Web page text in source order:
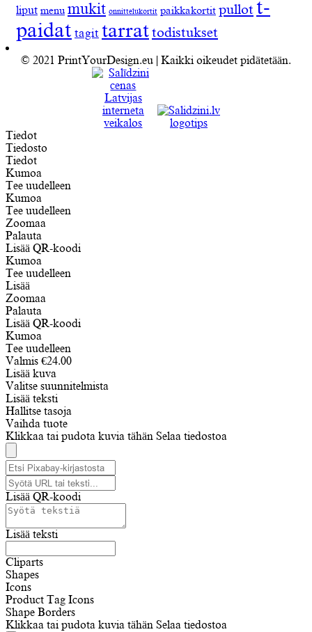
liput menu mukit onnittelukortit paikkakortit pullott-
paidat tagit tarrattodistukset
© 2021 PrintYourDesign.eu | Kaikki oikeudet pidätetään.
Tiedot
Tiedosto
Tiedot
Kumoa
Tee uudelleen
Kumoa
Tee uudelleen
Zoomaa
Palauta
Lisää QR-koodi
Kumoa
Tee uudelleen
Lisää
Zoomaa
Palauta
Lisää QR-koodi
Kumoa
Tee uudelleen
Valmis €24.00
Lisää kuva
Valitse suunnitelmista
Lisää teksti
Hallitse tasoja
Vaihda tuote
Klikkaa tai pudota kuvia tähän Selaa tiedostoa
Lisää QR-koodi
Lisää teksti
Cliparts
Shapes
Icons
Product Tag Icons
Shape Borders
Klikkaa tai pudota kuvia tähän Selaa tiedostoa